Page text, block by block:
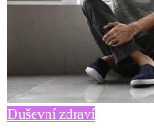
Duševní zdraví